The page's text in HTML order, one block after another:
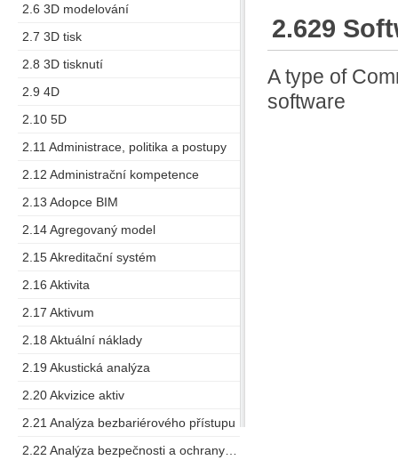
2.6 3D modelování
2.7 3D tisk
2.8 3D tisknutí
2.9 4D
2.10 5D
2.11 Administrace, politika a postupy
2.12 Administrační kompetence
2.13 Adopce BIM
2.14 Agregovaný model
2.15 Akreditační systém
2.16 Aktivita
2.17 Aktivum
2.18 Aktuální náklady
2.19 Akustická analýza
2.20 Akvizice aktiv
2.21 Analýza bezbariérového přístupu
2.629
A type of
software